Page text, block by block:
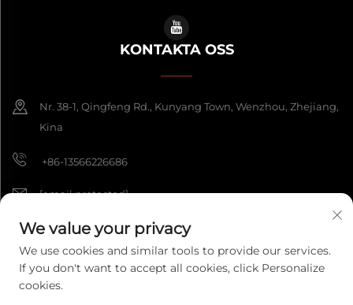
KONTAKTA OSS
Nr. 38-1, Qingfeng Rd., Kunyang Town, Wenzhou, Zhejiang,
Kina
+86-13566226686
[email protected]
Copyright © 2026 Wenzhou Fengke Crafts Co., Ltd. Alla rättigheter
förbehållna. Integritetspolicy
We value your privacy
We use cookies and similar tools to provide our services.
If you don't want to accept all cookies, click Personalize
cookies.